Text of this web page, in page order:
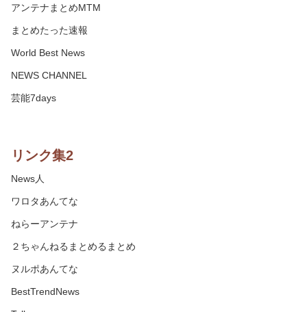
アンテナまとめMTM
まとめたった速報
World Best News
NEWS CHANNEL
芸能7days
リンク集2
News人
ワロタあんてな
ねらーアンテナ
２ちゃんねるまとめるまとめ
ヌルポあんてな
BestTrendNews